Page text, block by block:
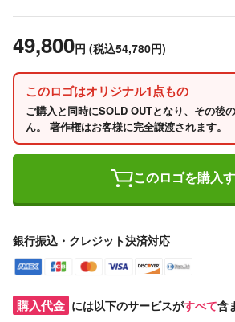
49,800円 (税込54,780円)
このロゴはオリジナル1点もの
ご購入と同時にSOLD OUTとなり、その後
ん。 著作権はお客様に完全譲渡されます。
このロゴを購入
銀行振込・クレジット決済対応
購入代金 には以下のサービスがすべて含